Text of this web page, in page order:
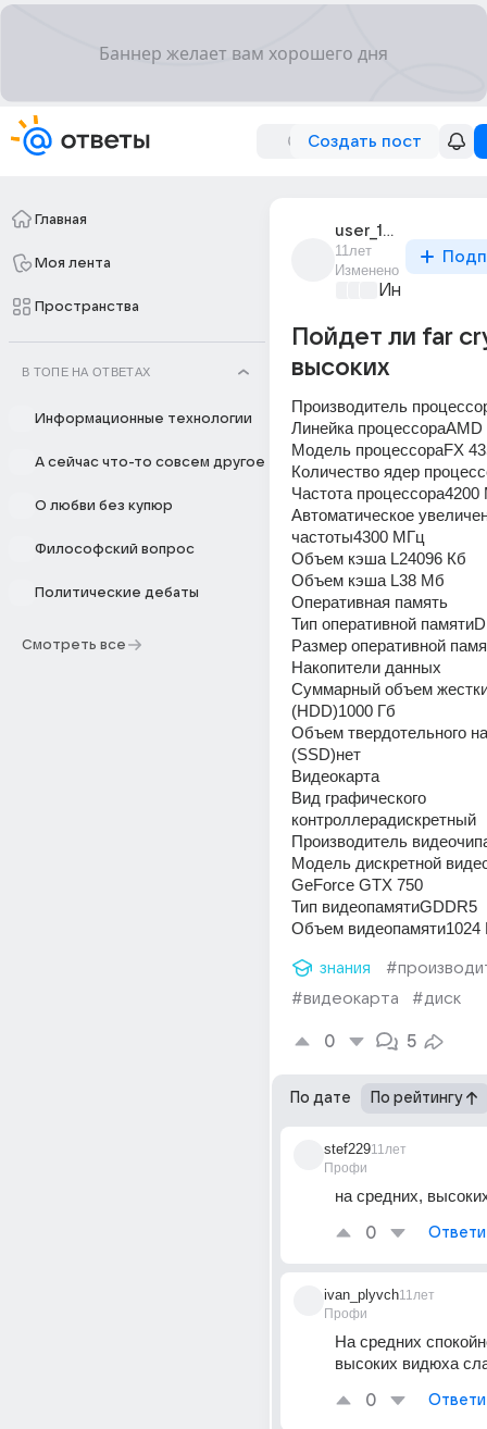
Создать пост
Главная
Моя лента
Пространства
В ТОПЕ НА ОТВЕТАХ
Информационные технологии
А сейчас что-то совсем другое
О любви без купюр
Философский вопрос
Политические дебаты
Смотреть все
user_194973516
11лет
Изменено
Пойдет ли far
высоких
Производитель
Линейка процессораAMD
Модель процессораFX
Количество ядер
Частота
Автоматическое
частоты4300 МГц
Объем кэша L24096 Кб
Объем кэша L38 Мб
Оперативная память
Тип оперативной
Размер оперативной
Накопители данных
Суммарный объем
(HDD)1000 Гб
Объем твердотельного
(SSD)нет
Видеокарта
Вид графического
контроллерадискретный
Производитель
Модель дискретной
GeForce GTX 750
Тип видеопамятиGDDR5
Объем
знания
#видеокарта
#диск
0 5
По дате По рейтингу
stef229
Профи
11лет
на средних,
0
ivan_plyvch
Профи
11лет
На средних
высоких видюха
0